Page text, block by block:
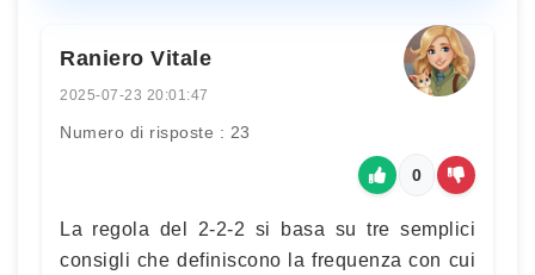
Raniero Vitale
2025-07-23 20:01:47
Numero di risposte : 23
0
La regola del 2-2-2 si basa su tre semplici
consigli che definiscono la frequenza con cui